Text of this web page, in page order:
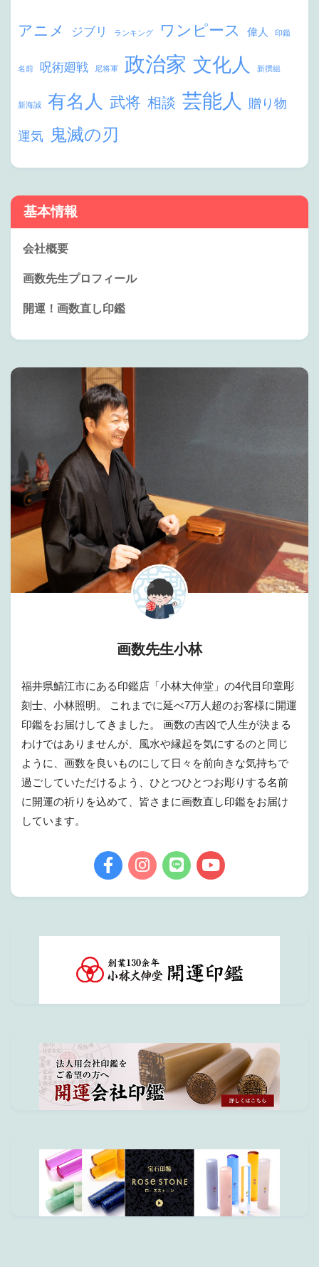
アニメ ジブリ ランキング ワンピース 偉人 印鑑
名前 呪術廻戦 尼将軍 政治家 文化人 新撰組
新海誠 有名人 武将 相談 芸能人 贈り物
運気 鬼滅の刃
基本情報
会社概要
画数先生プロフィール
開運！画数直し印鑑
画数先生小林
福井県鯖江市にある印鑑店「小林大伸堂」の4代目印章彫
刻士、小林照明。 これまでに延べ7万人超のお客様に開運
印鑑をお届けしてきました。 画数の吉凶で人生が決まる
わけではありませんが、風水や縁起を気にするのと同じ
ように、画数を良いものにして日々を前向きな気持ちで
過ごしていただけるよう、ひとつひとつお彫りする名前
に開運の祈りを込めて、皆さまに画数直し印鑑をお届け
しています。